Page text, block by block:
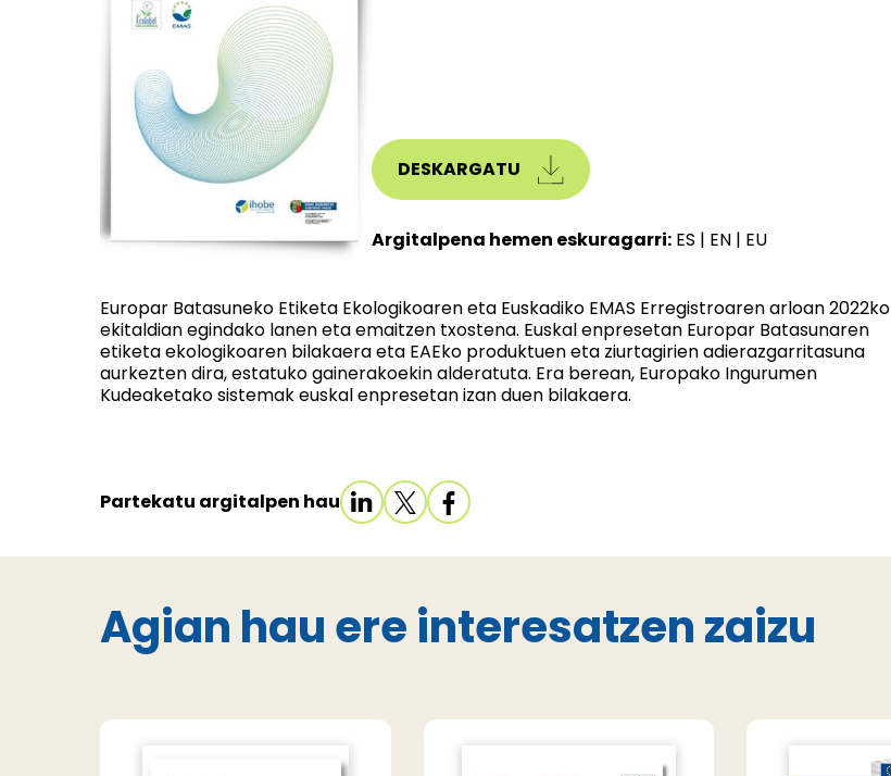
DESKARGATU
Argitalpena hemen eskuragarri: ES | EN | EU
Europar Batasuneko Etiketa Ekologikoaren eta Euskadiko EMAS Erregistroaren arloan 2022ko
ekitaldian egindako lanen eta emaitzen txostena. Euskal enpresetan Europar Batasunaren
etiketa ekologikoaren bilakaera eta EAEko produktuen eta ziurtagirien adierazgarritasuna
aurkezten dira, estatuko gainerakoekin alderatuta. Era berean, Europako Ingurumen
Kudeaketako sistemak euskal enpresetan izan duen bilakaera.
Partekatu argitalpen hau
Agian hau ere interesatzen zaizu